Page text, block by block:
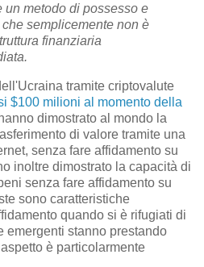
un metodo di possesso e
semplicemente non è
finanziaria
tramite criptovalute
$100 milioni al momento della
dimostrato al mondo la
di valore tramite una
senza fare affidamento su
inoltre dimostrato la capacità di
senza fare affidamento su
sono caratteristiche
quando si è rifugiati di
emergenti stanno prestando
è particolarmente